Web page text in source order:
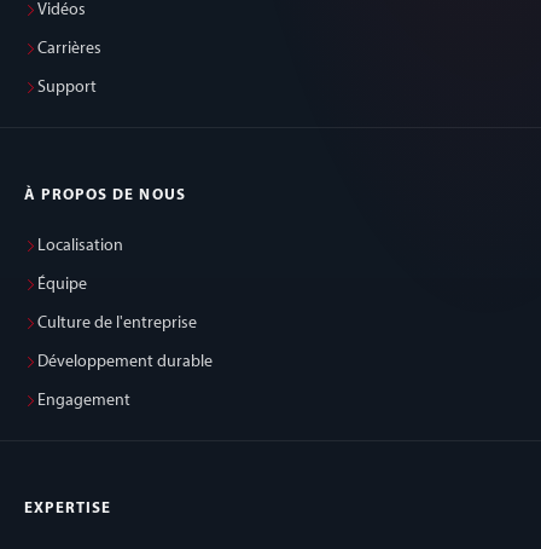
Vidéos
Carrières
Support
À PROPOS DE NOUS
Localisation
Équipe
Culture de l'entreprise
Développement durable
Engagement
EXPERTISE